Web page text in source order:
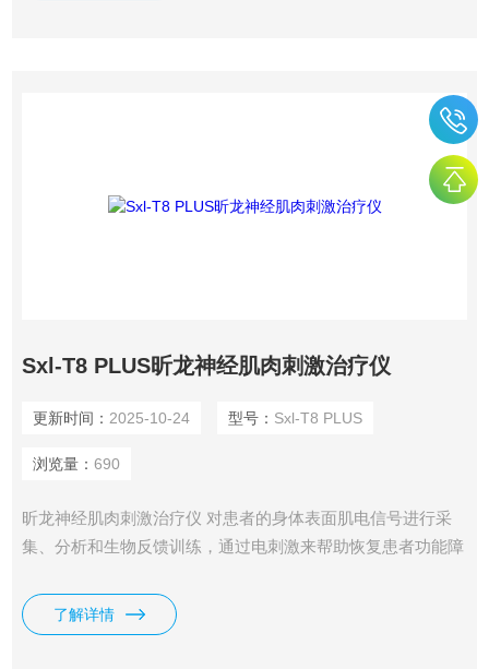
Sxl-T8 PLUS昕龙神经肌肉刺激治疗仪
更新时间： 2025-10-24 型号： Sxl-T8 PLUS
浏览量： 690
昕龙神经肌肉刺激治疗仪 对患者的身体表面肌电信号进行采
集、分析和生物反馈训练，通过电刺激来帮助恢复患者功能障
了解详情